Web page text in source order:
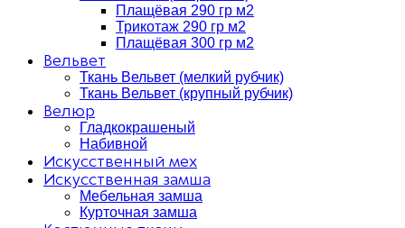
Плащёвая 290 гр м2
Трикотаж 290 гр м2
Плащёвая 300 гр м2
Вельвет
Ткань Вельвет (мелкий рубчик)
Ткань Вельвет (крупный рубчик)
Велюр
Гладкокрашеный
Набивной
Искусственный мех
Искусственная замша
Мебельная замша
Курточная замша